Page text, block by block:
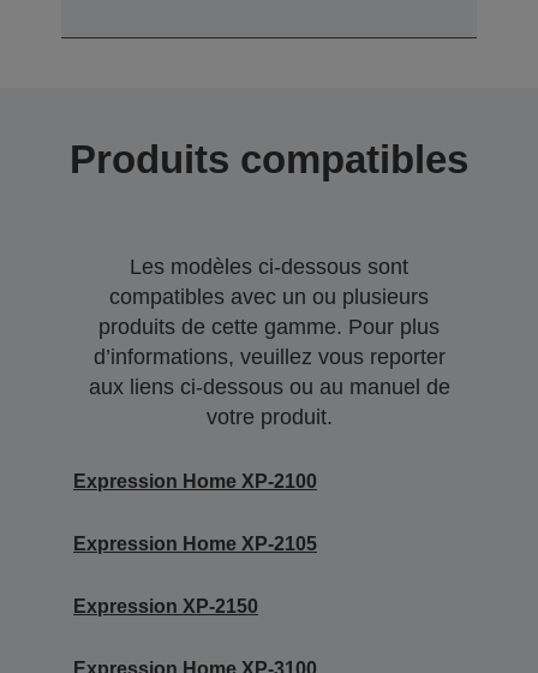
Produits compatibles
Les modèles ci-dessous sont
compatibles avec un ou plusieurs
produits de cette gamme. Pour plus
d’informations, veuillez vous reporter
aux liens ci-dessous ou au manuel de
votre produit.
Expression Home XP-2100
Expression Home XP-2105
Expression XP-2150